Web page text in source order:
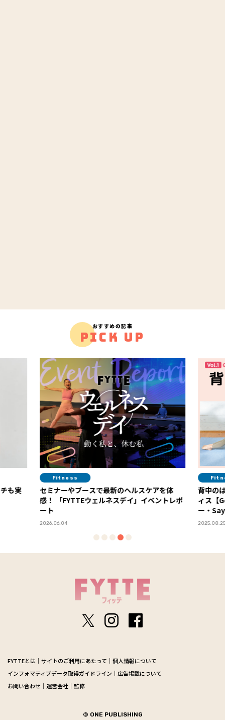
おすすめの記事
PICK UP
やブースで最新のヘルスケアを体
背中のはみ肉解消！ 紙皿
ィス【Google本社エグゼ
ー・Sayaさん直伝】 Vol.
FYTTEとは サイトのご利用にあたって
個人情報について
インフォマティブデータ取得ガイドライン
広告掲載について
お問い合わせ
運営会社 監修
© ONE PUBLISHING